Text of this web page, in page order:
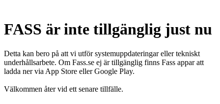
FASS är inte tillgänglig just nu
Detta kan bero på att vi utför systemuppdateringar eller tekniskt
underhållsarbete. Om Fass.se ej är tillgänglig finns Fass appar att
ladda ner via App Store eller Google Play.
Välkommen åter vid ett senare tillfälle.